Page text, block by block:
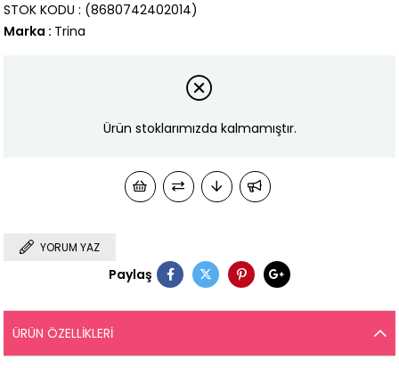
STOK KODU
(8680742402014)
Marka : Trina
Ürün stoklarımızda kalmamıştır.
YORUM YAZ
Paylaş
ÜRÜN ÖZELLIKLERI